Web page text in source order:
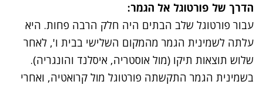
הדרך של פורטוגל אל הגמר:
עבור פורטוגל שלב הבתים היה חלק הרבה פחות. היא
עלתה לשמינית הגמר מהמקום השלישי בבית ו', לאחר
שלוש תוצאות תיקו (מול אוסטריה, איסלנד והונגריה).
בשמינית הגמר התקשתה פורטוגל מול קרואטיה, ואחרי